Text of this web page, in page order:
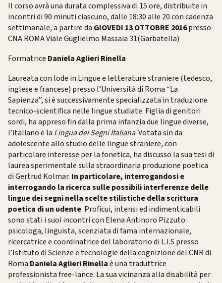
Il corso avrà una durata complessiva di 15 ore, distribuite in
incontri di 90 minuti ciascuno, dalle 18:30 alle 20 con cadenza
settimanale, a partire da GIOVEDI 13 OTTOBRE 2016presso
CNA ROMA Viale Guglielmo Massaia 31(Garbatella)
Formatrice Daniela Aglieri Rinella
Laureata con lode in Lingue e letterature straniere (tedesco,
inglese e francese) presso l’Università di Roma “La
Sapienza”, si è successivamente specializzata in traduzione
tecnico-scientifica nelle lingue studiate. Figlia di genitori
sordi, ha appreso fin dalla prima infanzia due lingue diverse,
l’italiano e la Lingua dei Segni Italiana.Votata sin da
adolescente allo studio delle lingue straniere, con
particolare interesse per la fonetica, ha discusso la sua tesi di
laurea sperimentale sulla straordinaria produzione poetica
di Gertrud Kolmar. In particolare, interrogandosi e
interrogando la ricerca sulle possibili interferenze delle
lingue dei segni nella scelte stilistiche della scrittura
poetica di un udente. Proficui, intensi ed indimenticabili
sono stati i suoi incontri con Elena Antinoro Pizzuto:
psicologa, linguista, scenziata di fama internazionale,
ricercatrice e coordinatrice del laboratorio di L.I.S presso
l’Istituto di Scienze e tecnologie della cognizione del CNR di
Roma.Daniela Aglieri Rinellaè una traduttrice
professionista free-lance. La sua vicinanza alla disabilità per